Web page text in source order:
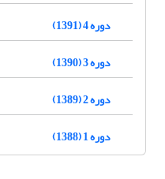
دوره 4 (1391)
دوره 3 (1390)
دوره 2 (1389)
دوره 1 (1388)